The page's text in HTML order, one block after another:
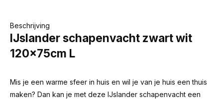
Beschrijving
IJslander schapenvacht zwart wit
120x75cm L
Mis je een warme sfeer in huis en wil je van je huis een thuis
maken? Dan kan je met deze IJslander schapenvacht een